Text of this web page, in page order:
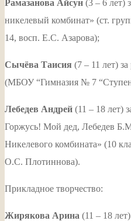
Рамазанова Айсун (3 – 6 лет)
никелевый комбинат» (ст.
14, восп. Е.С. Азарова);
Сычёва Таисия (7 – 11 лет)
(МБОУ “Гимназия № 7
Лебедев Андрей (11 – 18 лет)
Горжусь! Мой дед, Лебедев
Никелевого комбината» (10
О.С. Плотиннова).
Прикладное творчество:
Жирякова Арина (11 – 18